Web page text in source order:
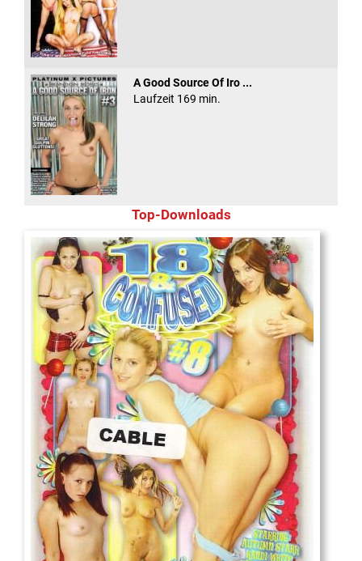
A Good Source Of Iro ...
Laufzeit 169 min.
Top-Downloads